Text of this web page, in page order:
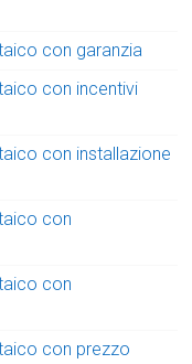
con garanzia
con incentivi
con installazione
con
con
con prezzo